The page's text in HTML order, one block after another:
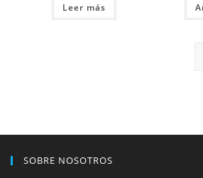
Leer más
SOBRE NOSOTROS